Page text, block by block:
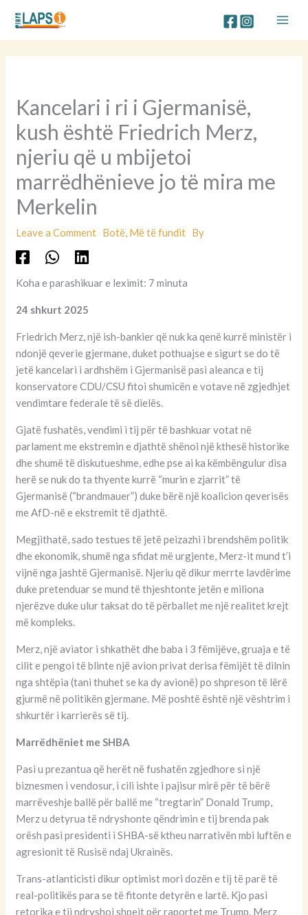
content
Kancelari i ri i Gjermanisë,
kush është Friedrich Merz,
njeriu që u mbijetoi
marrëdhënieve jo të mira me
Merkelin
Leave a Comment Botë, Më të fundit By
Koha e parashikuar e leximit: 7 minuta
24 shkurt 2025
Friedrich Merz, një ish-bankier që nuk ka qenë kurrë ministër i
ndonjë qeverie gjermane, duket pothuajse e sigurt se do të
jetë kancelari i ardhshëm i Gjermanisë pasi aleanca e tij
konservatore CDU/CSU fitoi shumicën e votave në zgjedhjet
vendimtare federale të së dielës.
Gjatë fushatës, vendimi i tij për të bashkuar votat në
parlament me ekstremin e djathtë shënoi një kthesë historike
dhe shumë të diskutueshme, edhe pse ai ka këmbëngulur disa
herë se nuk do ta thyente kurrë “murin e zjarrit” të
Gjermanisë (“brandmauer”) duke bërë një koalicion qeverisës
me AfD-në e ekstremit të djathtë.
Megjithatë, sado testues të jetë peizazhi i brendshëm politik
dhe ekonomik, shumë nga sfidat më urgjente, Merz-it mund t’i
vijnë nga jashtë Gjermanisë. Njeriu që dikur merrte lavdërime
duke pretenduar se mund të thjeshtonte jetën e miliona
njerëzve duke ulur taksat do të përballet me një realitet krejt
më kompleks.
Merz, një aviator i shkathët dhe baba i 3 fëmijëve, gruaja e të
cilit e pengoi të blinte një avion privat derisa fëmijët të dilnin
nga shtëpia (tani thuhet se ka dy avionë) po shpreson të lërë
gjurmë në politikën gjermane. Më poshtë është një vështrim i
shkurtër i karrierës së tij.
Marrëdhëniet me SHBA
Pasi u prezantua që herët në fushatën zgjedhore si një
biznesmen i vendosur, i cili ishte i pajisur mirë për të bërë
marrëveshje ballë për ballë me “tregtarin” Donald Trump,
Merz u detyrua të ndryshonte qëndrimin e tij brenda pak
orësh pasi presidenti i SHBA-së ktheu narrativën mbi luftën e
agresionit të Rusisë ndaj Ukrainës.
Trans-atlanticisti dikur optimist mori dozën e tij të parë të
real-politikës para se të fitonte detyrën e lartë. Kjo pasi
retorika e tij ndryshoi shpejt për raportet me Trump. Merz